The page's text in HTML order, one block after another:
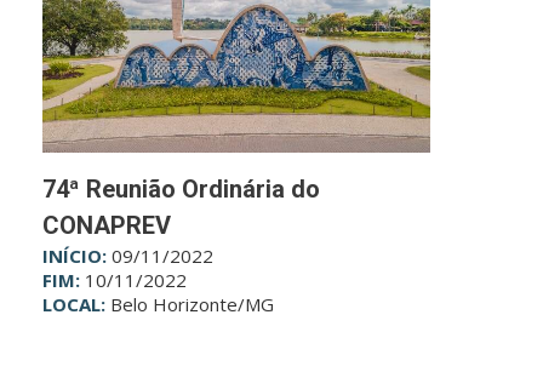
74ª Reunião Ordinária do
CONAPREV
INÍCIO: 09/11/2022
FIM: 10/11/2022
LOCAL: Belo Horizonte/MG